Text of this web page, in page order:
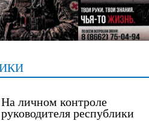
На личном контроле
руководителя республики